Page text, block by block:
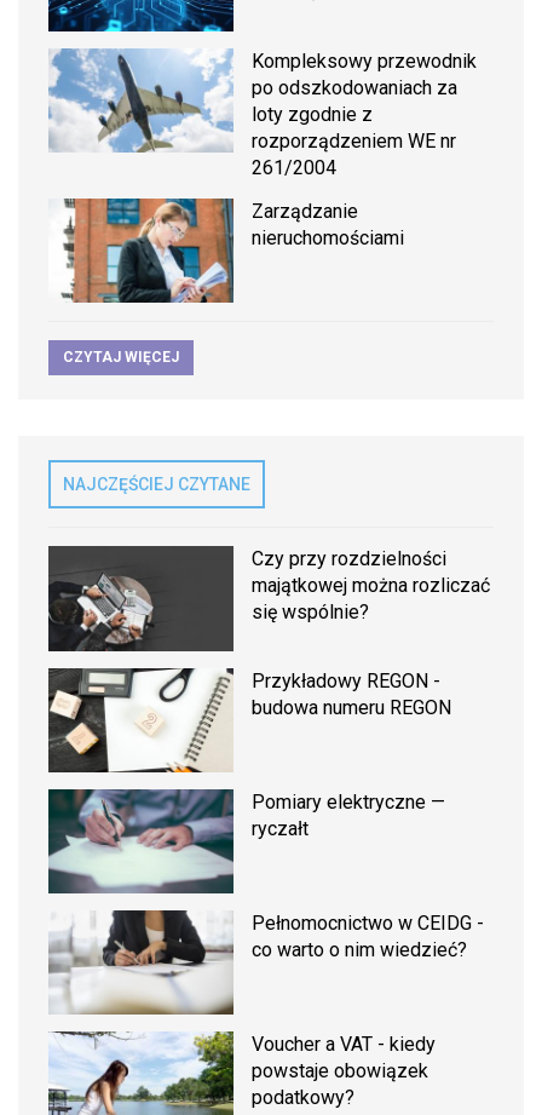
Kompleksowy przewodnik
po odszkodowaniach za
loty zgodnie z
rozporządzeniem WE nr
261/2004
Zarządzanie
nieruchomościami
CZYTAJ WIĘCEJ
NAJCZĘŚCIEJ CZYTANE
Czy przy rozdzielności
majątkowej można rozliczać
się wspólnie?
Przykładowy REGON -
budowa numeru REGON
Pomiary elektryczne —
ryczałt
Pełnomocnictwo w CEIDG -
co warto o nim wiedzieć?
Voucher a VAT - kiedy
powstaje obowiązek
podatkowy?